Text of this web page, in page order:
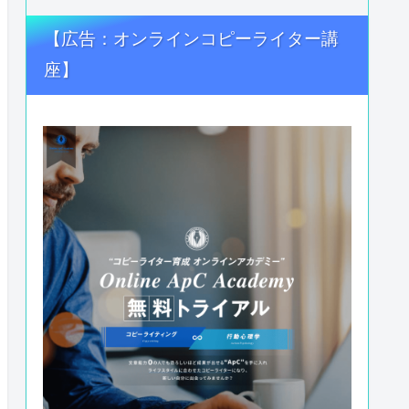
【広告：オンラインコピーライター講
座】